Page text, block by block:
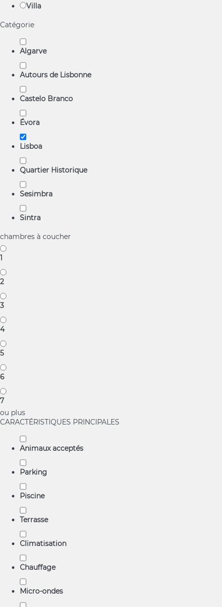
Villa
Catégorie
Algarve
Autours de Lisbonne
Castelo Branco
Évora
Lisboa
Quartier Historique
Sesimbra
Sintra
chambres à coucher
1
2
3
4
5
6
7
ou plus
CARACTÉRISTIQUES PRINCIPALES
Animaux acceptés
Parking
Piscine
Terrasse
Climatisation
Chauffage
Micro-ondes